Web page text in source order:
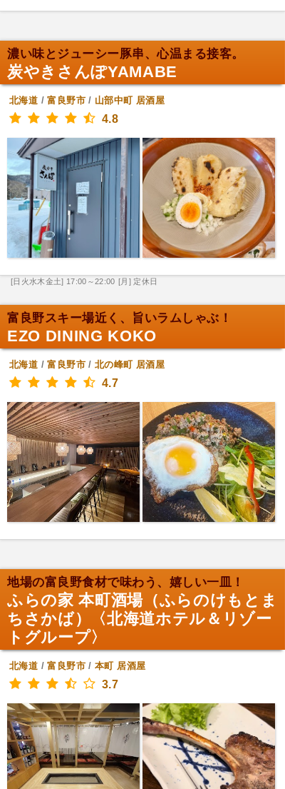
濃い味とジューシー豚串、心温まる接客。
炭やきさんぽYAMABE
北海道 /富良野市/ 山部中町 居酒屋
4.8
[日火水木金土] 17:00～22:00 [月] 定休日
富良野スキー場近く、旨いラムしゃぶ！
EZO DINING KOKO
北海道 /富良野市/北の峰町 居酒屋
4.7
地場の富良野食材で味わう、嬉しい一皿！
ふらの家 本町酒場（ふらのけもとま
ちさかば）〈北海道ホテル＆リゾー
トグループ〉
北海道 /富良野市/本町 居酒屋
3.7